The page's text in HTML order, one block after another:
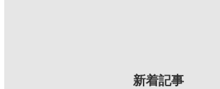
新着記事